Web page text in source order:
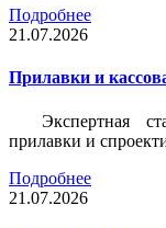
Подробнее
21.07.2026
Прилавки и
Экспертная
прилавки и
Подробнее
21.07.2026